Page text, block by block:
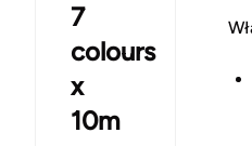
7
colours
x
10m